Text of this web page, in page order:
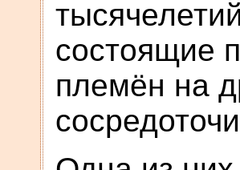
состоящие
племён на